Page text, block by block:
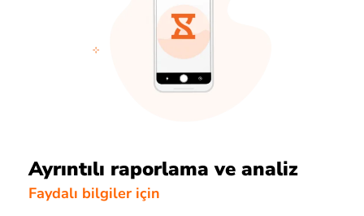
Ayrıntılı raporlama ve analiz
Faydalı bilgiler için